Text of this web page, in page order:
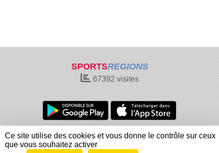
SPORTSREGIONS
67392 visites
Charte cookies
Gestion des cookies
Informations légales
Signaler un contenu inapproprié
Ce site utilise des cookies et vous donne le contrôle sur ceux
que vous souhaitez activer